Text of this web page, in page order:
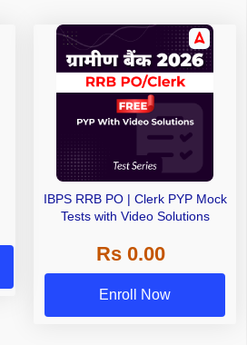
IBPS RRB PO | Clerk PYP Mock
Tests with Video Solutions
Rs 0.00
Enroll Now